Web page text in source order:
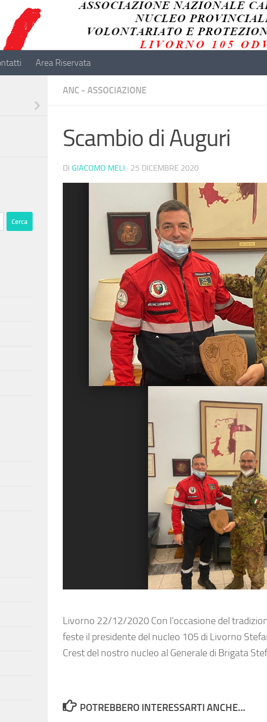
Area Riservata
ANC - ASSOCIAZIONE
Scambio di Auguri
DI GIACOMO MELI · 25 DICEMBRE 2020
Livorno 22/12/2020 Con l’occasione del
feste il presidente del nucleo 105 di Livorno
Crest del nostro nucleo al Generale di Brigata
POTREBBERO INTERESSARTI ANCHE...